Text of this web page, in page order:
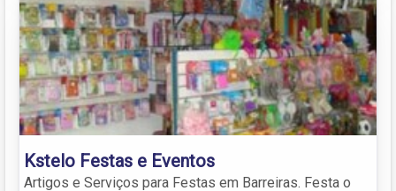
Kstelo Festas e Eventos
Artigos e Serviços para Festas em Barreiras. Festa o